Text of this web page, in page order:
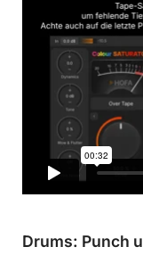
Drums: Punch